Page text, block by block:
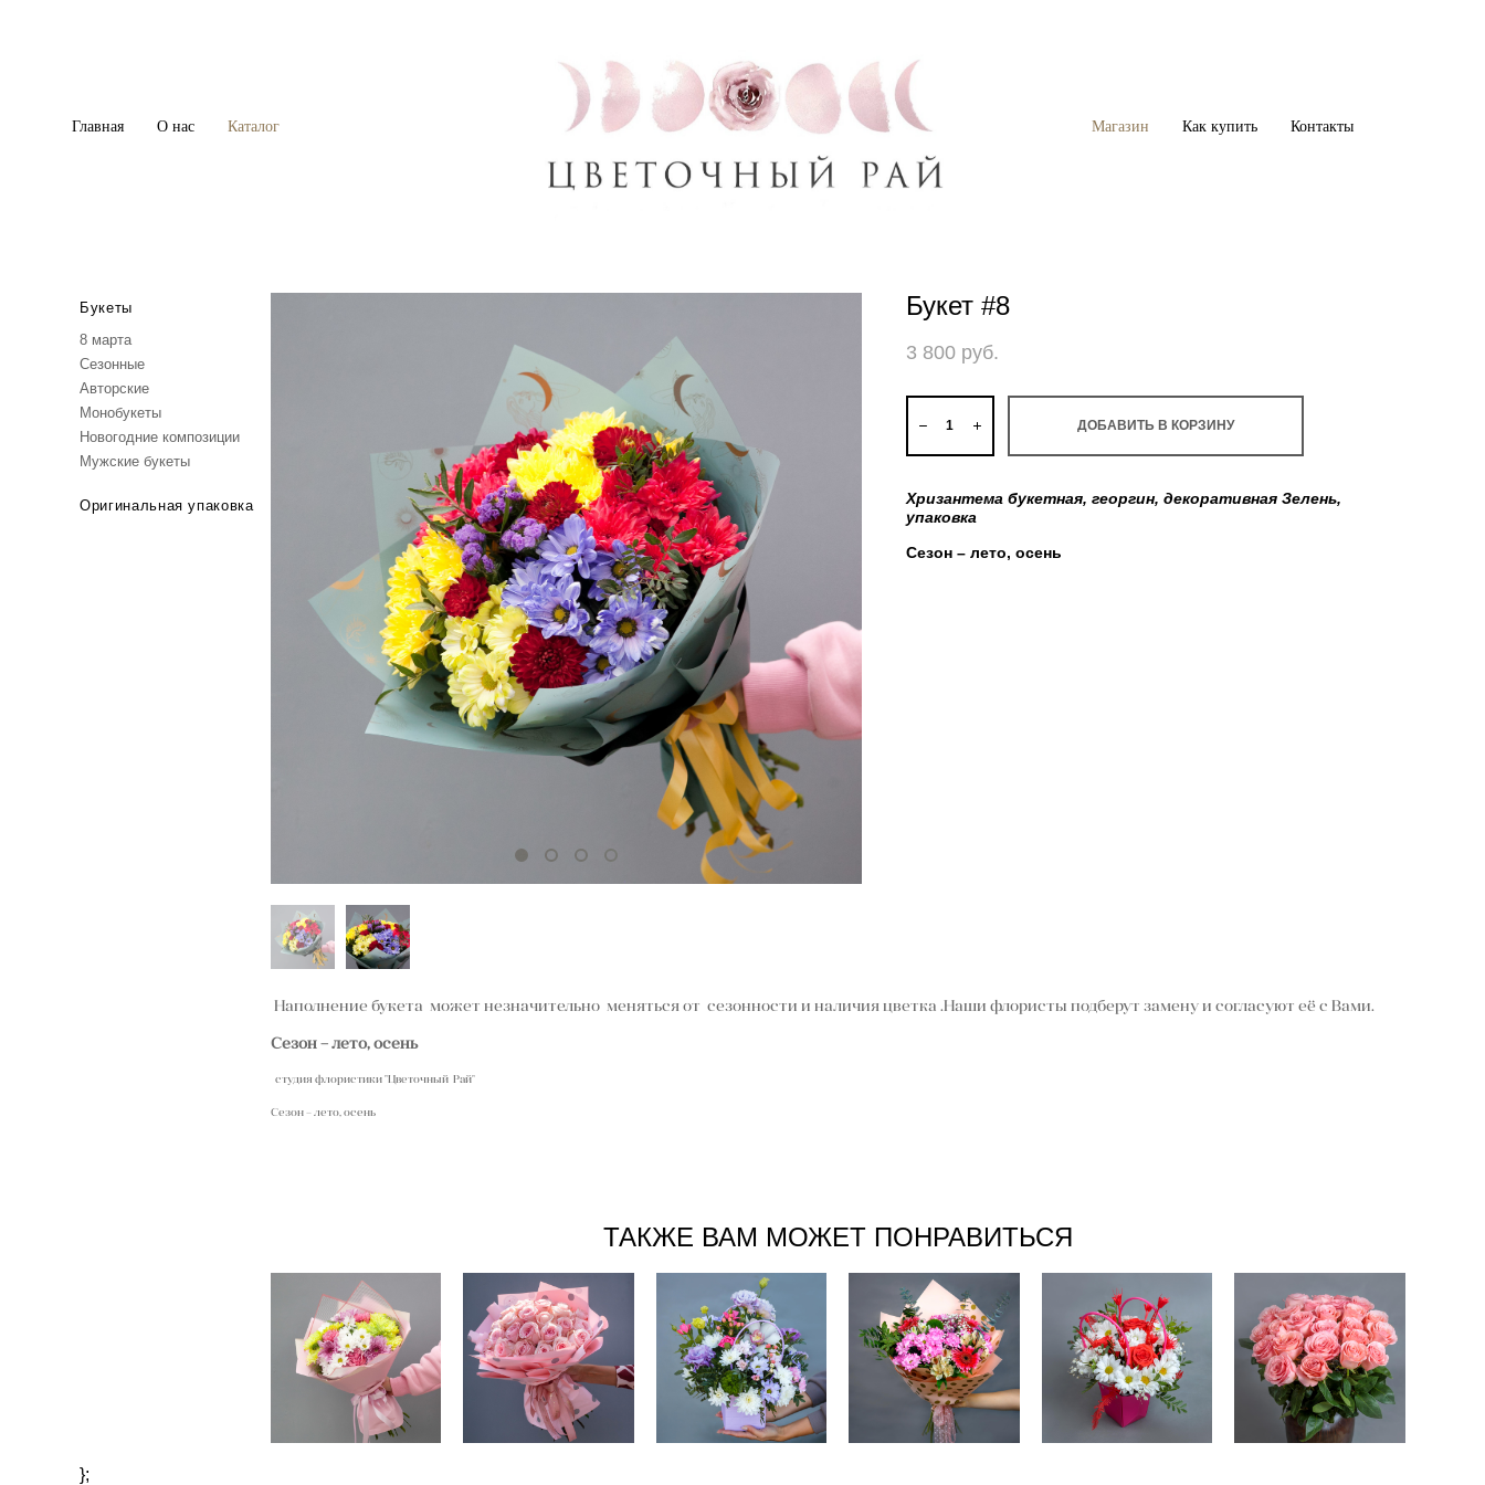
Главная О нас Каталог Магазин Как купить Контакты
Главная О нас Каталог Магазин Как купить Контакты
Букеты
8 марта
Сезонные
Авторские
Монобукеты
Новогодние композиции
Мужские букеты
Оригинальная упаковка
Букет #8
3 800 pуб.
ДОБАВИТЬ В КОРЗИНУ
Хризантема букетная, георгин, декоративная Зелень,
упаковка
Сезон – лето, осень
Наполнение букета может незначительно меняться от сезонности и наличия цветка .Наши флористы подберут замену и согласуют её с Вами.
Сезон – лето, осень
студия флористики "Цветочный Рай"
Сезон – лето, осень
ТАКЖЕ ВАМ МОЖЕТ ПОНРАВИТЬСЯ
Букет #10
4 850 pуб.
Букет # 17
9 100 pуб.
8 500 pуб.
Букет #61
4 100 pуб.
Букет #62
5 800 pуб.
Букет #74
3 800 pуб.
Букет #78
11 550 pуб.
};